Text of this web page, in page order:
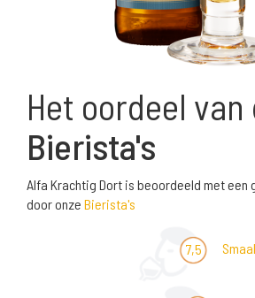
Het oordeel van
Bierista's
Alfa Krachtig Dort is beoordeeld met een
door onze Bierista's
7,5